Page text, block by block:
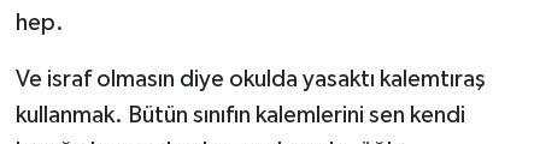
hep.
Ve israf olmasın diye okulda yasaktı kalemtıraş
kullanmak. Bütün sınıfın kalemlerini sen kendi